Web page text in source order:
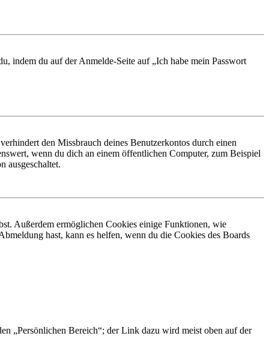
indem du auf der Anmelde-Seite auf „Ich habe mein Passwort
den Missbrauch deines Benutzerkontos durch einen
wenn du dich an einem öffentlichen Computer, zum Beispiel
ausgeschaltet.
Außerdem ermöglichen Cookies einige Funktionen, wie
hast, kann es helfen, wenn du die Cookies des Boards
„Persönlichen Bereich“; der Link dazu wird meist oben auf der